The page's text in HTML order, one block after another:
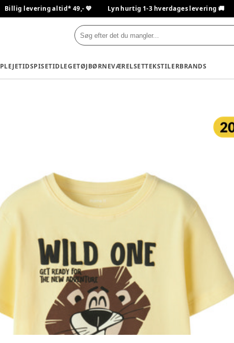
Billig levering altid* 49,- 💙 Lyn hurtig 1-3 hverdages levering 🚚
PLEJETIDSPISETIDLEGETØJBØRNEVÆRELSETTEKSTILERBRANDS